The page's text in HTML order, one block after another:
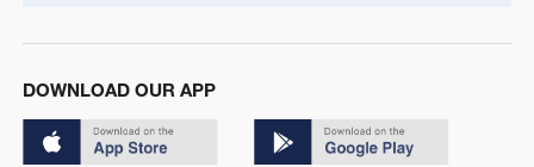
DOWNLOAD OUR APP